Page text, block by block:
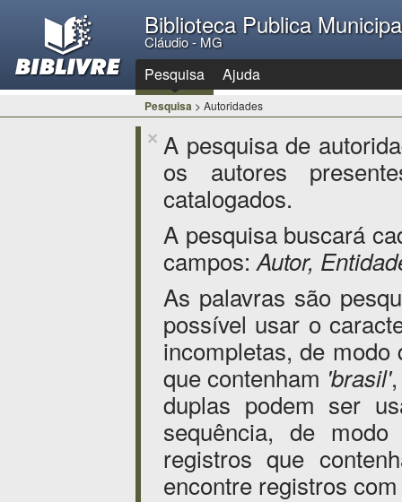
Biblioteca Publica
Cláudio - MG
Pesquisa Ajuda
Pesquisa > Autoridades
× A pesquisa de
os autores
catalogados.
A pesquisa buscará
campos: Autor,
As palavras são
possível usar o
incompletas, de
que contenham 'brasil'
duplas podem ser
sequência, de
registros que
encontre registros